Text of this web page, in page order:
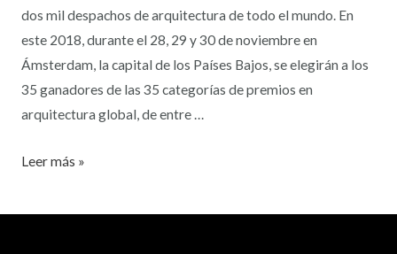
dos mil despachos de arquitectura de todo el mundo. En
este 2018, durante el 28, 29 y 30 de noviembre en
Ámsterdam, la capital de los Países Bajos, se elegirán a los
35 ganadores de las 35 categorías de premios en
arquitectura global, de entre …
Leer más »